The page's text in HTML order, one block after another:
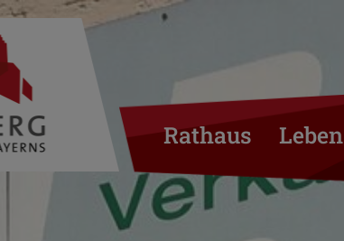
Rathaus Leben